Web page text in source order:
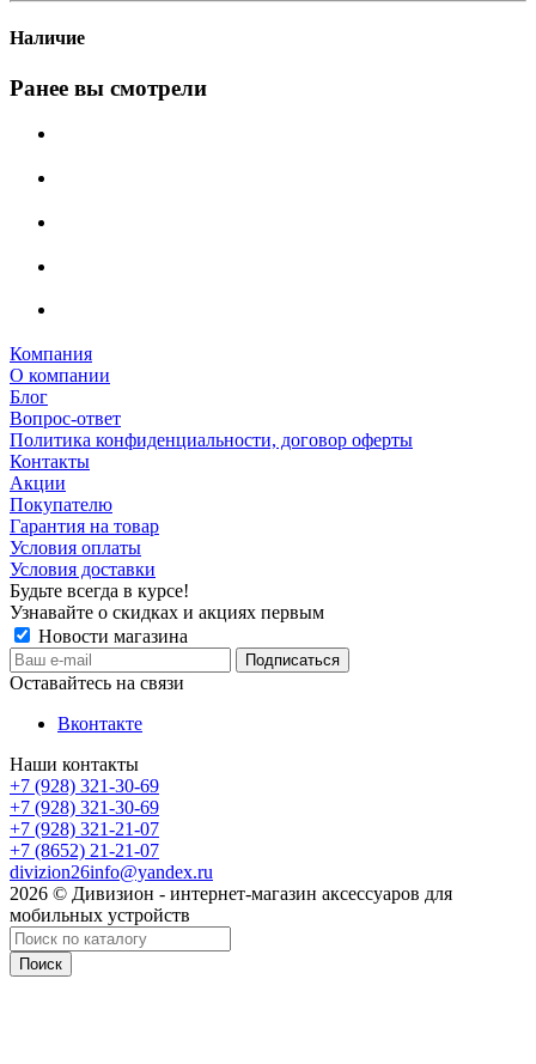
Наличие
Ранее вы смотрели
Компания
О компании
Блог
Вопрос-ответ
Политика конфиденциальности, договор оферты
Контакты
Акции
Покупателю
Гарантия на товар
Условия оплаты
Условия доставки
Будьте всегда в курсе!
Узнавайте о скидках и акциях первым
Новости магазина
Оставайтесь на связи
Вконтакте
Наши контакты
+7 (928) 321-30-69
+7 (928) 321-30-69
+7 (928) 321-21-07
+7 (8652) 21-21-07
divizion26info@yandex.ru
2026 © Дивизион - интернет-магазин аксессуаров для
мобильных устройств
Поиск